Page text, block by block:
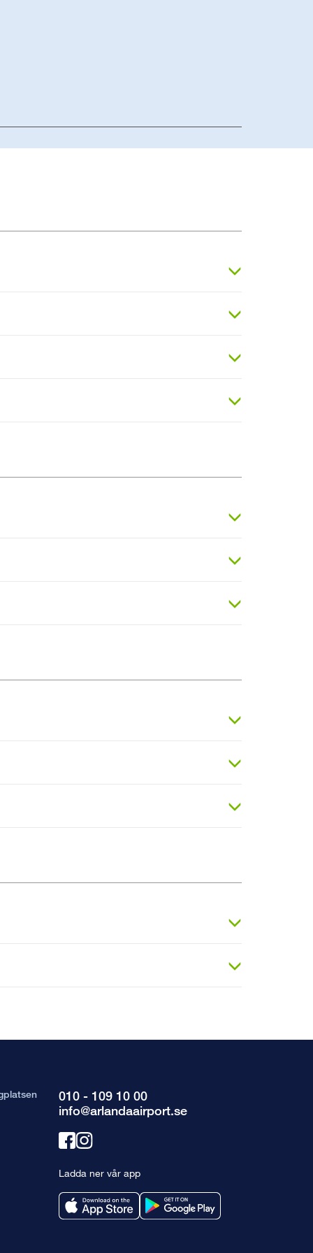
010 - 109 10 00
info@arlandaairport.se
Länk
facebook
Länk
instagram
Ladda ner vår app